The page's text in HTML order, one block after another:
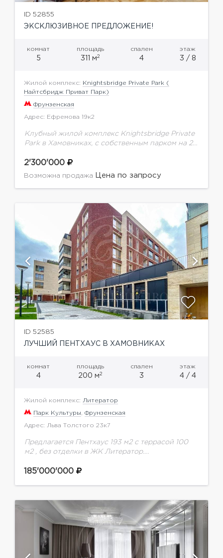
ID 52855
ЭКСКЛЮЗИВНОЕ ПРЕДЛОЖЕНИЕ!
комнат
5
площадь
311 м2
спален
4
этаж
3 / 8
Жилой комплекс:
Knightsbridge Private Park (
Найтсбридж Приват Парк)
Фрунзенская
Адрес: Ефремова 19к2
Клубный жилой комплекс Knightsbridge Private
Park в Хамовниках, с собственным парком на 2
ремонтом. Планировка: кухня-столовая,
гостиная, 4 спальни, 4 санузла, 4...
2'300'000
Возможна продажа Цена по запросу
ID 52585
ЛУЧШИЙ ПЕНТХАУС В ХАМОВНИКАХ
комнат
4
площадь
200 м2
спален
3
этаж
4 / 4
Жилой комплекс: Литератор
Парк Культуры Фрунзенская
Адрес: Льва Толстого 23к7
Предлагается Пентхаус 193 м2 с террасой 100
м2 , без отделки в ЖК Литератор.
потолков 3,5 м2- 9 окон- приточно-вытяжная
185'000'000